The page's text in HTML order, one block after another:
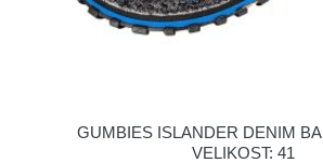
GUMBIES ISLANDER DENIM
VELIKOST: 41